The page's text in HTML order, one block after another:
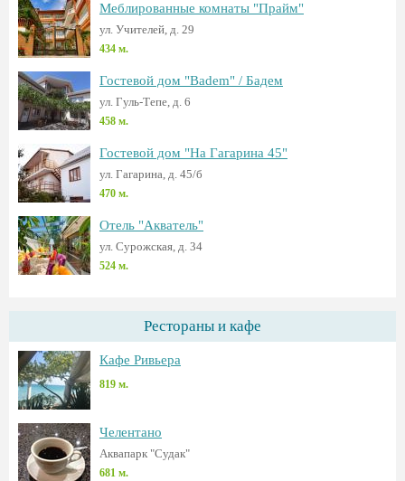
Меблированные комнаты "Прайм"
ул. Учителей, д. 29
434 м.
Гостевой дом "Badem" / Бадем
ул. Гуль-Тепе, д. 6
458 м.
Гостевой дом "На Гагарина 45"
ул. Гагарина, д. 45/б
470 м.
Отель "Акватель"
ул. Сурожская, д. 34
524 м.
Рестораны и кафе
Кафе Ривьера
819 м.
Челентано
Аквапарк "Судак"
681 м.